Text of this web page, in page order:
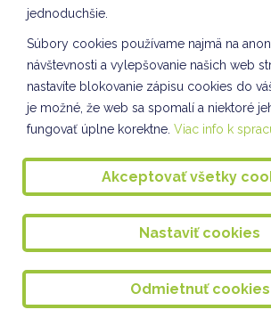
SEPAROVANIE - VII. oddelenie ŠKD
Výstupná prax študentiek v ŠKD
Vianočná pošta pre seniorov
Pečenie medovníkov - I. oddelenie
Kultúrny program pre starkých v
S láskou Seniorcentru
Tvorenie na hodine CLIL v ŠKD
Vybíjaná dievčat
jednoduchšie.
Súbory cookies používame najmä na
návštevnosti a vylepšovanie našich web
nastavíte blokovanie zápisu cookies do
je možné, že web sa spomalí a niektoré
fungovať úplne korektne. Viac info k
Akceptovať všetky
Nastaviť cookies
Odmietnuť cookies